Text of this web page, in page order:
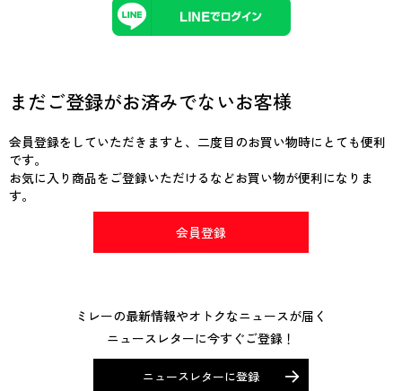
まだご登録がお済みでないお客様
会員登録をしていただきますと、二度目のお買い物時にとても便利
です。
お気に入り商品をご登録いただけるなどお買い物が便利になりま
す。
会員登録
ミレーの最新情報やオトクなニュースが届く
ニュースレターに今すぐご登録！
ニュースレターに登録